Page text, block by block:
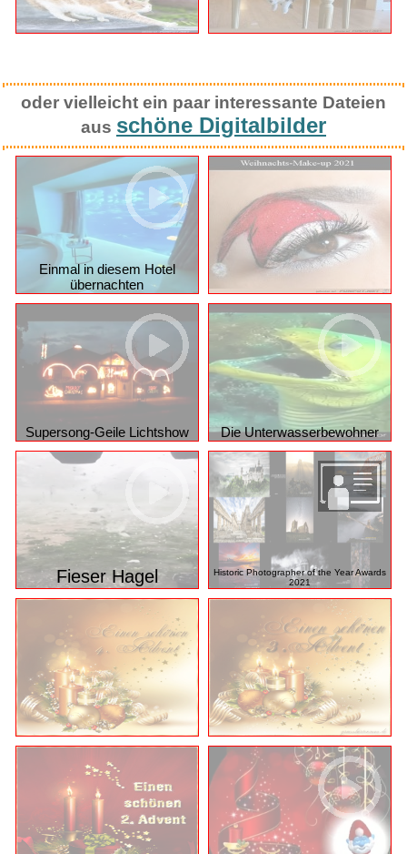
oder vielleicht ein paar interessante Dateien
aus schöne Digitalbilder
Einmal in diesem Hotel
übernachten
Supersong-Geile Lichtshow Die Unterwasserbewohner
Fieser Hagel
Historic Photographer of the Year Awards
2021